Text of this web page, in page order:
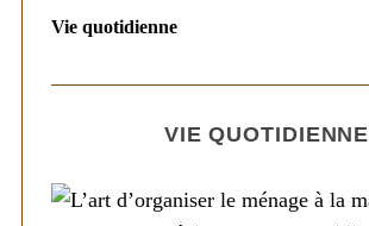
Vie quotidienne
VIE QUOTIDIENNE